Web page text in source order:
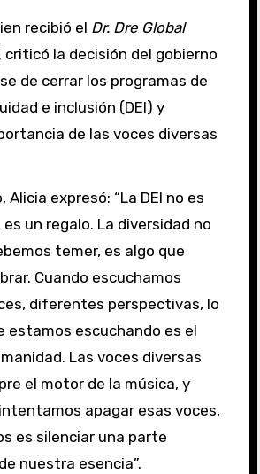
recibió el Dr. Dre Global
criticó la decisión del gobierno
de cerrar los programas de
e inclusión (DEI) y
de las voces diversas
Alicia expresó: “La DEI no es
un regalo. La diversidad no
temer, es algo que
Cuando escuchamos
diferentes perspectivas, lo
estamos escuchando es el
Las voces diversas
el motor de la música, y
apagar esas voces,
es silenciar una parte
nuestra esencia”.